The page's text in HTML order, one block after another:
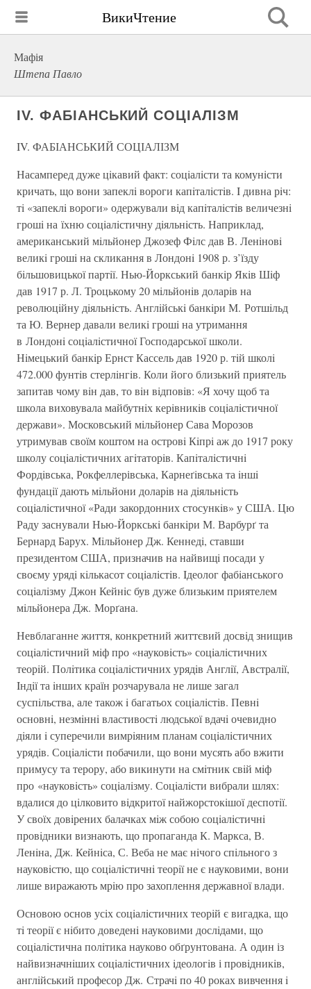
ВикиЧтение
Мафія
Штепа Павло
IV. ФАБІАНСЬКИЙ СОЦІАЛІЗМ
IV. ФАБІАНСЬКИЙ СОЦІАЛІЗМ
Насамперед дуже цiкавий факт: соцiалiсти та комунiсти
кричать, що вони запеклi вороги капiталiстiв. I дивна рiч:
тi «запеклi вороги» одержували вiд капiталiстiв величезнi
грошi на їхню соцiалiстичну дiяльнiсть. Наприклад,
американський мiльйонер Джозеф Фiлс дав В. Ленiновi
великi грошi на скликання в Лондонi 1908 р. з’їзду
бiльшовицької партiї. Нью-Йоркський банкiр Якiв Шiф
дав 1917 р. Л. Троцькому 20 мiльйонiв доларiв на
революцiйну дiяльнiсть. Англiйськi банкiри М. Ротшiльд
та Ю. Вернер давали великi грошi на утримання
в Лондонi соцiалiстичної Господарської школи.
Нiмецький банкiр Ернст Кассель дав 1920 р. тiй школi
472.000 фунтiв стерлiнгiв. Коли його близький приятель
запитав чому вiн дав, то вiн вiдповiв: «Я хочу щоб та
школа виховувала майбутнiх керiвникiв соцiалiстичної
держави». Московський мiльйонер Сава Морозов
утримував своїм коштом на островi Кiпрi аж до 1917 року
школу соцiалiстичних агiтаторiв. Капiталiстичнi
Фордiвська, Рокфеллерівська, Карнеґiвська та iншi
фундацiї дають мiльйони доларiв на дiяльнiсть
соцiалiстичної «Ради закордонних стосункiв» у США. Цю
Раду заснували Нью-Йоркськi банкiри М. Варбурґ та
Бернард Барух. Мiльйонер Дж. Кеннедi, ставши
президентом США, призначив на найвищi посади у
своєму урядi кiлькасот соцiалiстiв. Iдеолог фабiанського
соцiалiзму Джон Кейнiс був дуже близьким приятелем
мiльйонера Дж. Морґана.
Невблаганне життя, конкретний життєвий досвiд знищив
соцiалiстичний мiф про «науковiсть» соцiалiстичних
теорiй. Полiтика соцiалiстичних урядiв Англiї, Австралiї,
Iндiї та iнших країн розчарувала не лише загал
суспiльства, але також i багатьох соцiалiстiв. Певнi
основнi, незмiннi властивостi людської вдачi очевидно
дiяли i суперечили вимрiяним планам соцiалiстичних
урядiв. Соцiалiсти побачили, що вони мусять або вжити
примусу та терору, або викинути на смiтник свiй мiф
про «науковiсть» соцiалiзму. Соцiалiсти вибрали шлях:
вдалися до цiлковито вiдкритої найжорстокiшої деспотiї.
У своїх довiрених балачках мiж собою соцiалiстичнi
провiдники визнають, що пропаганда К. Маркса, В.
Ленiна, Дж. Кейнiса, С. Веба не має нiчого спiльного з
науковiстю, що соцiалiстичнi теорiї не є науковими, вони
лише виражають мрiю про захоплення державної влади.
Основою основ усiх соцiалiстичних теорiй є вигадка, що
тi теорiї є нiбито доведенi науковими дослiдами, що
соцiалiстична полiтика науково обґрунтована. А один із
найвизначнiших соцiалiстичних iдеологiв і провiдникiв,
англiйський професор Дж. Страчi по 40 роках вивчення i